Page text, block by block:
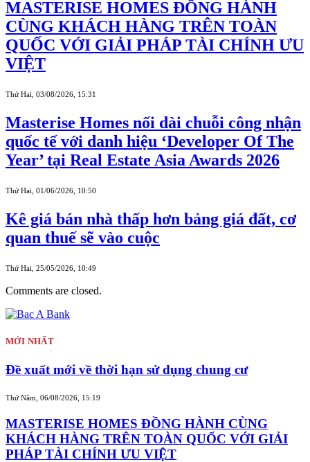
MASTERISE HOMES ĐỒNG HÀNH
CÙNG KHÁCH HÀNG TRÊN TOÀN
QUỐC VỚI GIẢI PHÁP TÀI CHÍNH ƯU
VIỆT
Thứ Hai, 03/08/2026, 15:31
Masterise Homes nối dài chuỗi công nhận
quốc tế với danh hiệu ‘Developer Of The
Year’ tại Real Estate Asia Awards 2026
Thứ Hai, 01/06/2026, 10:50
Kê giá bán nhà thấp hơn bảng giá đất, cơ
quan thuế sẽ vào cuộc
Thứ Hai, 25/05/2026, 10:49
Comments are closed.
MỚI NHẤT
Đề xuất mới về thời hạn sử dụng chung cư
Thứ Năm, 06/08/2026, 15:19
MASTERISE HOMES ĐỒNG HÀNH CÙNG
KHÁCH HÀNG TRÊN TOÀN QUỐC VỚI GIẢI
PHÁP TÀI CHÍNH ƯU VIỆT